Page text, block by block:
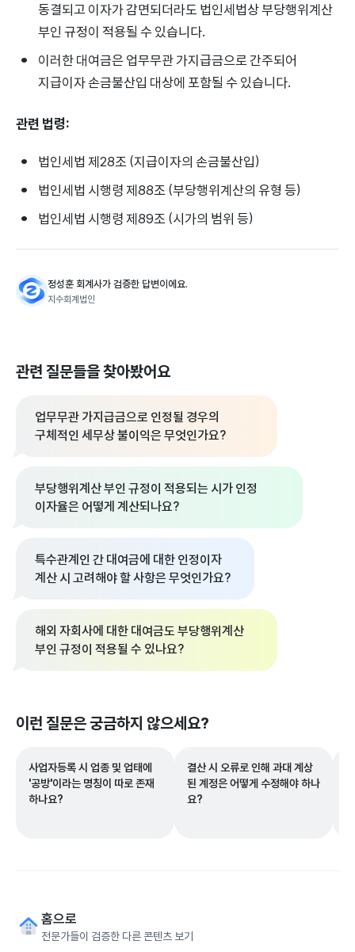
동결되고 이자가 감면되더라도 법인세법상 부당행위계산
부인 규정이 적용될 수 있습니다.
이러한 대여금은 업무무관 가지급금으로 간주되어
지급이자 손금불산입 대상에 포함될 수 있습니다.
관련 법령:
법인세법 제28조 (지급이자의 손금불산입)
법인세법 시행령 제88조 (부당행위계산의 유형 등)
법인세법 시행령 제89조 (시가의 범위 등)
정성훈 회계사가 검증한 답변이에요.
지수회계법인
관련 질문들을 찾아봤어요
업무무관 가지급금으로 인정될 경우의
구체적인 세무상 불이익은 무엇인가요?
부당행위계산 부인 규정이 적용되는 시가 인정
이자율은 어떻게 계산되나요?
특수관계인 간 대여금에 대한 인정이자
계산 시 고려해야 할 사항은 무엇인가요?
해외 자회사에 대한 대여금도 부당행위계산
부인 규정이 적용될 수 있나요?
이런 질문은 궁금하지 않으세요?
사업자등록 시 업종 및 업태에
'공방'이라는 명칭이 따로 존재
하나요?
결산 시 오류로 인해 과대 계상
된 계정은 어떻게 수정해야 하나
요?
홈으로
전문가들이 검증한 다른 콘텐츠 보기